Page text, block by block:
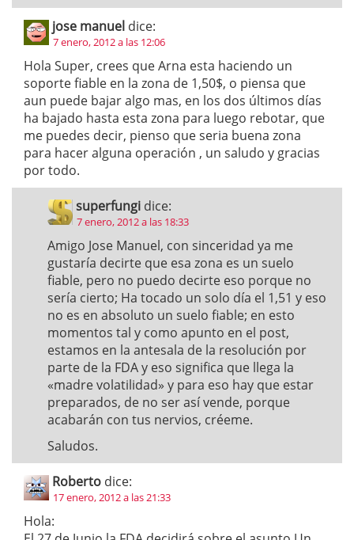
jose manuel dice:
7 enero, 2012 a las 12:06
Hola Super, crees que Arna esta haciendo un
soporte fiable en la zona de 1,50$, o piensa que
aun puede bajar algo mas, en los dos últimos días
ha bajado hasta esta zona para luego rebotar, que
me puedes decir, pienso que seria buena zona
para hacer alguna operación , un saludo y gracias
por todo.
superfungi dice:
7 enero, 2012 a las 18:33
Amigo Jose Manuel, con sinceridad ya me
gustaría decirte que esa zona es un suelo
fiable, pero no puedo decirte eso porque no
sería cierto; Ha tocado un solo día el 1,51 y eso
no es en absoluto un suelo fiable; en esto
momentos tal y como apunto en el post,
estamos en la antesala de la resolución por
parte de la FDA y eso significa que llega la
«madre volatilidad» y para eso hay que estar
preparados, de no ser así vende, porque
acabarán con tus nervios, créeme.
Saludos.
Roberto dice:
17 enero, 2012 a las 21:33
Hola: